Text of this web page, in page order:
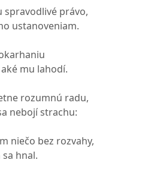
spravodlivé právo,
ustanoveniam.
mu lahodí.
rozumnú radu,
nebojí strachu:
niečo bez rozvahy,
hnal.